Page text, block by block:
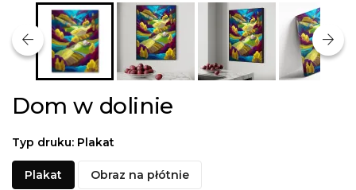
arrow_back arrow_forward
Dom w dolinie
Typ druku: Plakat
Plakat Obraz na płótnie